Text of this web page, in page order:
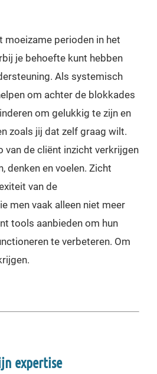
moeizame perioden in het
je behoefte kunt hebben
Als systemisch
om achter de blokkades
om gelukkig te zijn en
zoals jij dat zelf graag wilt.
van de cliënt inzicht verkrijgen
denken en voelen. Zicht
van de
men vaak alleen niet meer
tools aanbieden om hun
te verbeteren. Om
expertise